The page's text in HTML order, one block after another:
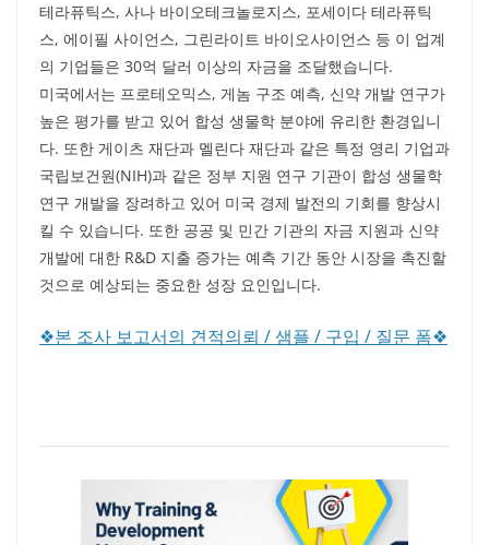
테라퓨틱스, 사나 바이오테크놀로지스, 포세이다 테라퓨틱
스, 에이필 사이언스, 그린라이트 바이오사이언스 등 이 업계
의 기업들은 30억 달러 이상의 자금을 조달했습니다.
미국에서는 프로테오믹스, 게놈 구조 예측, 신약 개발 연구가
높은 평가를 받고 있어 합성 생물학 분야에 유리한 환경입니
다. 또한 게이츠 재단과 멜린다 재단과 같은 특정 영리 기업과
국립보건원(NIH)과 같은 정부 지원 연구 기관이 합성 생물학
연구 개발을 장려하고 있어 미국 경제 발전의 기회를 향상시
킬 수 있습니다. 또한 공공 및 민간 기관의 자금 지원과 신약
개발에 대한 R&D 지출 증가는 예측 기간 동안 시장을 촉진할
것으로 예상되는 중요한 성장 요인입니다.
❖본 조사 보고서의 견적의뢰 / 샘플 / 구입 / 질문 폼❖